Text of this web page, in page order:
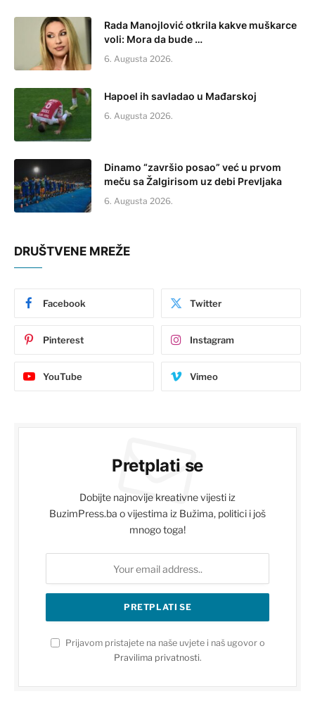
Rada Manojlović otkrila kakve muškarce
voli: Mora da bude …
6. Augusta 2026.
Hapoel ih savladao u Mađarskoj
6. Augusta 2026.
Dinamo “završio posao” već u prvom
meču sa Žalgirisom uz debi Prevljaka
6. Augusta 2026.
DRUŠTVENE MREŽE
Facebook Twitter
Pinterest Instagram
YouTube Vimeo
Pretplati se
Dobijte najnovije kreativne vijesti iz
BuzimPress.ba o vijestima iz Bužima, politici i još
mnogo toga!
Prijavom pristajete na naše uvjete i naš ugovor o
Pravilima privatnosti.